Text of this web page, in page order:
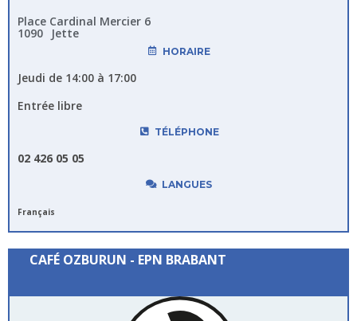
Place Cardinal Mercier 6
1090 Jette
HORAIRE
Jeudi de 14:00 à 17:00
Entrée libre
TÉLÉPHONE
02 426 05 05
LANGUES
Français
CAFÉ OZBURUN - EPN BRABANT